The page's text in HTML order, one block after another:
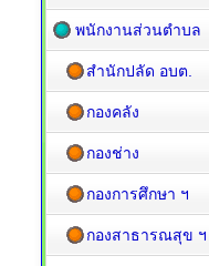
พนักงานส่วนตำบล
สำนักปลัด อบต.
กองคลัง
กองช่าง
กองการศึกษา ฯ
กองสาธารณสุข ฯ